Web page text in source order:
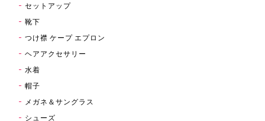
セットアップ
靴下
つけ襟 ケープ エプロン
ヘアアクセサリー
水着
帽子
メガネ＆サングラス
シューズ